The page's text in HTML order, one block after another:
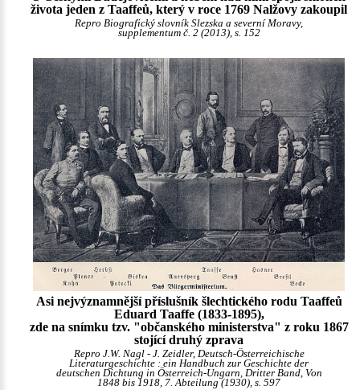
života jeden z Taaffeů, který v roce 1769 Nalžovy zakoupil
Repro Biografický slovník Slezska a severní Moravy,
supplementum č. 2 (2013), s. 152
Asi nejvýznamnější příslušník šlechtického rodu Taaffeů
Eduard Taaffe (1833-1895),
zde na snímku tzv. "občanského ministerstva" z roku 1867
stojící druhý zprava
Repro J.W. Nagl - J. Zeidler, Deutsch-Österreichische
Literaturgeschichte : ein Handbuch zur Geschichte der
deutschen Dichtung in Österreich-Ungarn, Dritter Band, Von
1848 bis 1918, 7. Abteilung (1930), s. 597